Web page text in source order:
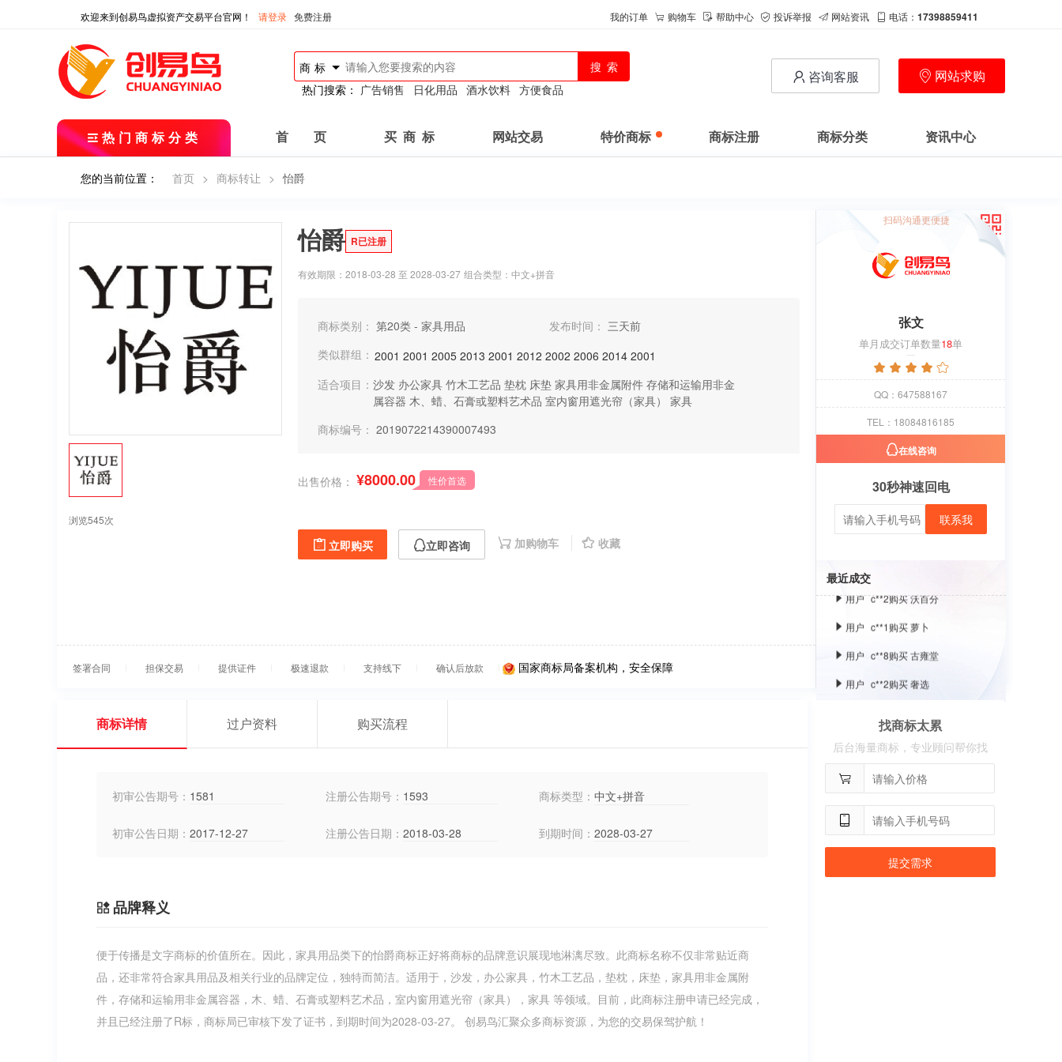
欢迎来到创易鸟虚拟资产交易平台官网！ 请登录 免费注册 我的订单 购物车 帮助中心 投诉举报 网站资讯 电话： 17398859411
商标
热门搜索： 广告销售 日化用品 酒水饮料 方便食品
咨询客服 网站求购
热门商标分类 首 页 买 商 标 网站交易 特价商标 商标注册 商标分类 资讯中心
您的当前位置： 首页 > 商标转让 > 怡爵
浏览545次
怡爵 R已注册
有效期限：2018-03-28 至 2028-03-27 组合类型：中文+拼音
商标类别： 第20类 - 家具用品 发布时间： 三天前
类似群组： 2001 2001 2005 2013 2001 2012 2002 2006 2014 2001
适合项目： 沙发 办公家具 竹木工艺品 垫枕 床垫 家具用非金属附件 存储和运输用非金
属容器 木、蜡、石膏或塑料艺术品 室内窗用遮光帘（家具）
家具
商标编号： 2019072214390007493
出售价格： ¥8000.00 性价首选
立即购买 立即咨询 加购物车 收藏
签署合同 担保交易 提供证件 极速退款 支持线下 确认后放款 国家商标局备案机构，安全保障
扫码沟通更便捷
张文
单月成交订单数量18单
QQ：647588167
TEL：18084816185
在线咨询
30秒神速回电
联系我
最近成交
c**1购买 萝卜
c**8购买 古雍堂
用户 c**8购买 荣智捷
用户 c**2购买 沃百分
用户
c**8购买 古雍堂
用户 c**8购买 荣智捷
用户 c**2购买 沃百分
商标详情 过户资料 购买流程
初审公告期号： 1581 注册公告期号： 1593 商标类型： 中文+拼音
初审公告日期： 2017-12-27 注册公告日期： 2018-03-28 到期时间： 2028-03-27
品牌释义
便于传播是文字商标的价值所在。因此，家具用品类下的怡爵商标正好将商标的品牌意识展现地淋漓尽致。此商标名称不仅非常贴近商
品，还非常符合家具用品及相关行业的品牌定位，独特而简洁。适用于，沙发，办公家具，竹木工艺品，垫枕，床垫，家具用非金属附
件，存储和运输用非金属容器，木、蜡、石膏或塑料艺术品，室内窗用遮光帘（家具），家具 等领域。目前，此商标注册申请已经完成，
并且已经注册了R标，商标局已审核下发了证书，到期时间为2028-03-27。 创易鸟汇聚众多商标资源，为您的交易保驾护航！
找商标太累
后台海量商标，专业顾问帮你找
提交需求